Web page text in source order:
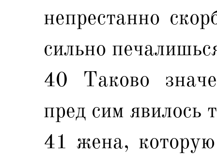
непрестанно
сильно
40 Таково
пред сим явилось
41 жена,